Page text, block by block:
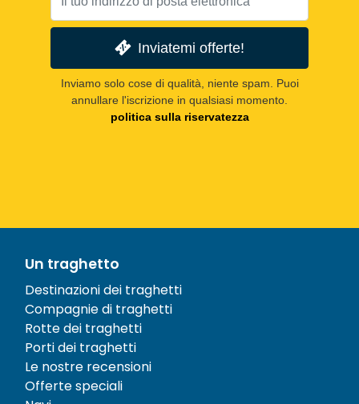
Inviatemi offerte!
Inviamo solo cose di qualità, niente spam. Puoi
annullare l'iscrizione in qualsiasi momento.
politica sulla riservatezza
Un traghetto
Destinazioni dei traghetti
Compagnie di traghetti
Rotte dei traghetti
Porti dei traghetti
Le nostre recensioni
Offerte speciali